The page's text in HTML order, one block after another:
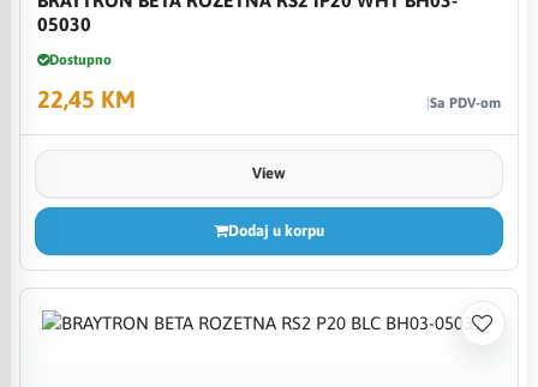
05030
Dostupno
22,45 KM Sa PDV-om
View
Dodaj u korpu